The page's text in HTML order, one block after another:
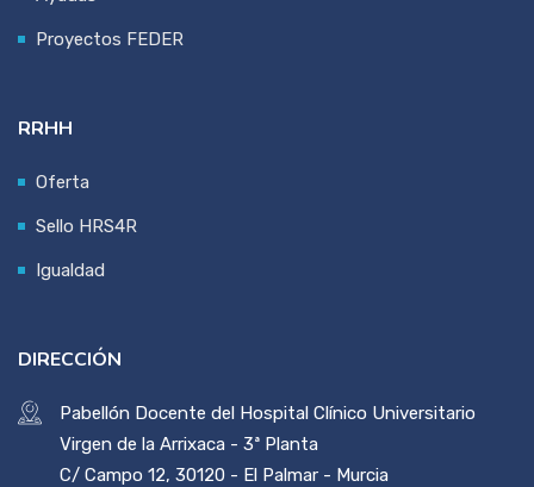
Proyectos FEDER
RRHH
Oferta
Sello HRS4R
Igualdad
DIRECCIÓN
Pabellón Docente del Hospital Clínico Universitario
Virgen de la Arrixaca - 3ª Planta
C/ Campo 12, 30120 - El Palmar - Murcia